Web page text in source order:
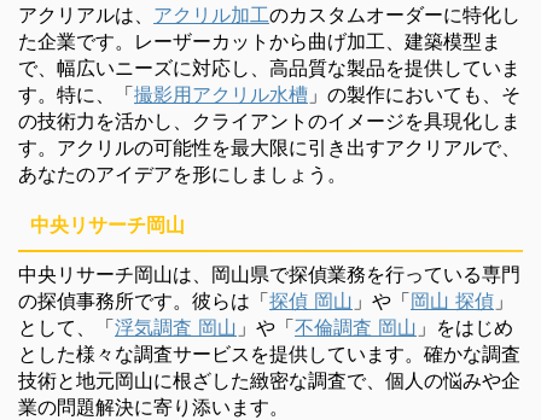
アクリアルは、 アクリル加工のカスタムオーダーに特化し
た企業です。レーザーカットから曲げ加工、建築模型ま
で、幅広いニーズに対応し、高品質な製品を提供していま
す。特に、「撮影用アクリル水槽 」の製作においても、そ
の技術力を活かし、クライアントのイメージを具現化しま
す。アクリルの可能性を最大限に引き出すアクリアルで、
あなたのアイデアを形にしましょう。
中央リサーチ岡山
中央リサーチ岡山は、岡山県で探偵業務を行っている専門
の探偵事務所です。彼らは「探偵 岡山 」や「岡山 探偵 」
として、「浮気調査 岡山 」や「不倫調査 岡山 」をはじめ
とした様々な調査サービスを提供しています。確かな調査
技術と地元岡山に根ざした緻密な調査で、個人の悩みや企
業の問題解決に寄り添います。